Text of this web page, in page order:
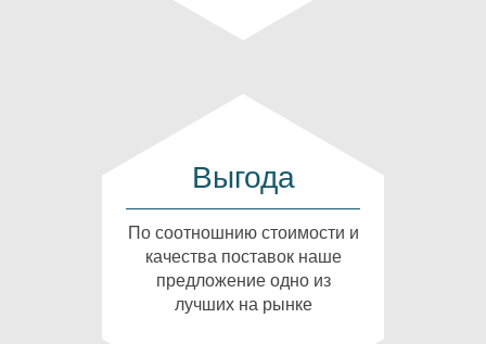
Выгода
По соотношнию стоимости и
качества поставок наше
предложение одно из
лучших на рынке